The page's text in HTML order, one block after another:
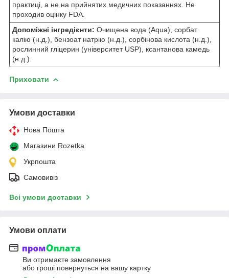
практиці, а не на прийнятих медичних показаннях. Не
проходив оцінку FDA.
Допоміжні інгредієнти: Очищена вода (Aqua), сорбат
калію (н.д.), бензоат натрію (н.д.), сорбінова кислота (н.д.),
рослинний гліцерин (університет USP), ксантанова камедь
(н.д.).
Приховати
Умови доставки
Нова Пошта
Магазини Rozetka
Укрпошта
Самовивіз
Всі умови доставки
Умови оплати
Ви отримаєте замовлення
або гроші повернуться на вашу картку